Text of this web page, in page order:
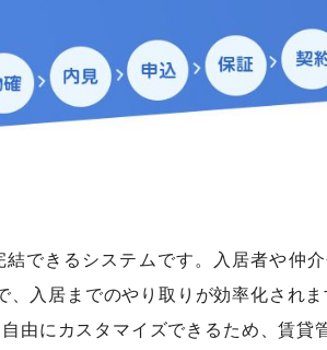
できるシステムです。入居者や仲
、入居までのやり取りが効率化されま
由にカスタマイズできるため、賃